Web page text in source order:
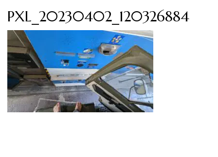
PXL_20230402_120326884